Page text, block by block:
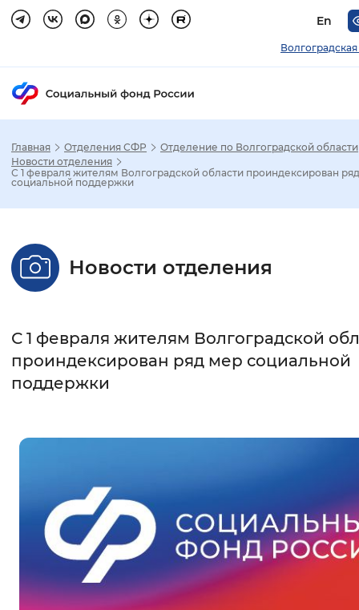
En
Стандартный Увеличенный
Без засечек С засечками
Монохромный Инверсивный
Синий фон
Изображения
Включены
Главная Отделения СФР
Отделение по Волгоградской области
Новости отделения
С 1 февраля жителям Волгоградской области проиндексирован
социальной поддержки
Новости отделения
С 1 февраля жителям Волгоградской
проиндексирован ряд мер социальной
поддержки